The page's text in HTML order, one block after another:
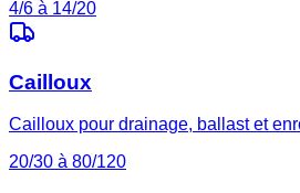
4/6 à 14/20
Cailloux
Cailloux pour drainage, ballast et
20/30 à 80/120